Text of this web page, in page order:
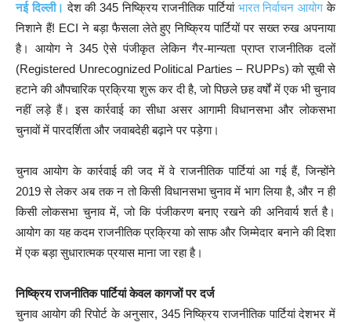
नई दिल्ली। देश की 345 निष्क्रिय राजनीतिक पार्टियां भारत निर्वाचन आयोग के
निशाने हैं! ECI ने बड़ा फैसला लेते हुए निष्क्रिय पार्टियों पर सख्त रुख अपनाया
है। आयोग ने 345 ऐसे पंजीकृत लेकिन गैर-मान्यता प्राप्त राजनीतिक दलों
(Registered Unrecognized Political Parties – RUPPs) को सूची से
हटाने की औपचारिक प्रक्रिया शुरू कर दी है, जो पिछले छह वर्षों में एक भी चुनाव
नहीं लड़े हैं। इस कार्रवाई का सीधा असर आगामी विधानसभा और लोकसभा
चुनावों में पारदर्शिता और जवाबदेही बढ़ाने पर पड़ेगा।
चुनाव आयोग के कार्रवाई की जद में वे राजनीतिक पार्टियां आ गई हैं, जिन्होंने
2019 से लेकर अब तक न तो किसी विधानसभा चुनाव में भाग लिया है, और न ही
किसी लोकसभा चुनाव में, जो कि पंजीकरण बनाए रखने की अनिवार्य शर्त है।
आयोग का यह कदम राजनीतिक प्रक्रिया को साफ और जिम्मेदार बनाने की दिशा
में एक बड़ा सुधारात्मक प्रयास माना जा रहा है।
निष्क्रिय राजनीतिक पार्टियां केवल कागजों पर दर्ज
चुनाव आयोग की रिपोर्ट के अनुसार, 345 निष्क्रिय राजनीतिक पार्टियां देशभर में